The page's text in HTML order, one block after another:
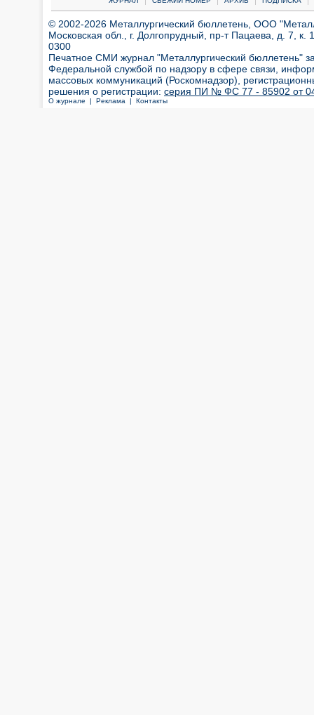
© 2002-2026 Металлургический бюллетень, ООО
Московская обл., г. Долгопрудный, пр-т Пацаева, д. 7,
0300
Печатное СМИ журнал "Металлургический бюллетень"
Федеральной службой по надзору в сфере связи,
массовых коммуникаций (Роскомнадзор),
решения о регистрации: серия ПИ № ФС 77 - 85902 от 04
О журнале | Реклама | Контакты